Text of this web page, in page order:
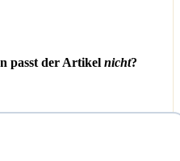
passt der Artikel nicht?